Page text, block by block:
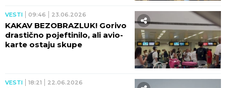
VESTI 09:46 23.06.2026
KAKAV BEZOBRAZLUK! Gorivo
drastično pojeftinilo, ali avio-
karte ostaju skupe
VESTI 18:21 22.06.2026